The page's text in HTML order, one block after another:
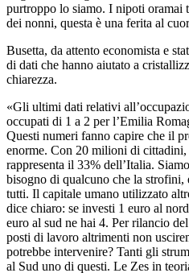
purtroppo lo siamo. I nipoti oramai
dei nonni, questa è una ferita al
Busetta, da attento economista e
di dati che hanno aiutato a
chiarezza.
«Gli ultimi dati relativi
occupati di 1 a 2 per l’Emilia
Questi numeri fanno capire che il
enorme. Con 20 milioni di cittadini,
rappresenta il 33% dell’Italia.
bisogno di qualcuno che la strofini,
tutti. Il capitale umano utilizzato
dice chiaro: se investi 1 euro al
euro al sud ne hai 4. Per rilancio
posti di lavoro altrimenti non
potrebbe intervenire? Tanti gli
al Sud uno di questi. Le Zes in